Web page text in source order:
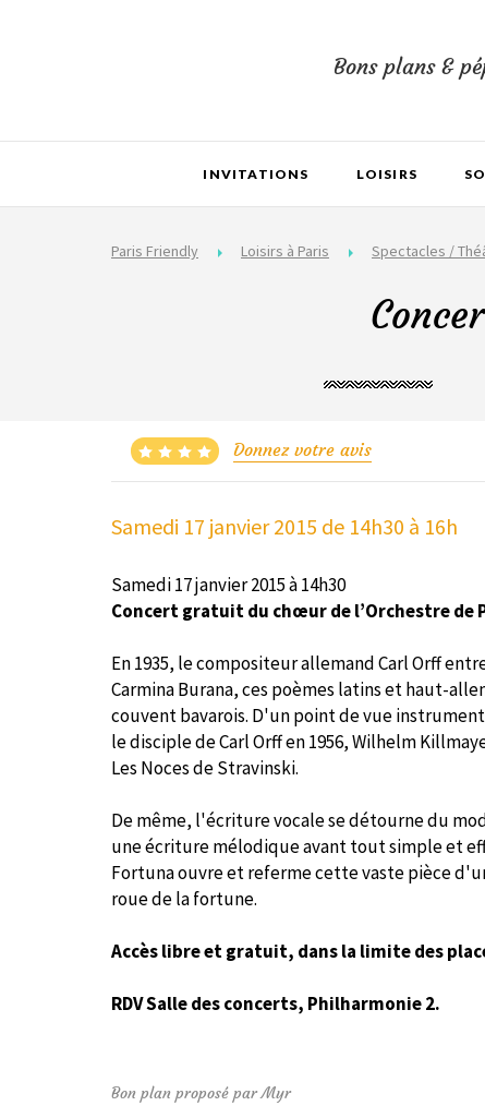
Bons plans &
INVITATIONS LOISIRS
Paris Friendly Loisirs à Paris Spectacles /
Donnez votre avis
Samedi 17 janvier 2015 de 14h30 à 16h
Samedi 17 janvier 2015 à 14h30
Concert gratuit du chœur de l’Orchestre de
En 1935, le compositeur allemand Carl Orff
Carmina Burana, ces poèmes latins et haut-
couvent bavarois. D'un point de vue
le disciple de Carl Orff en 1956, Wilhelm
Les Noces de Stravinski.
De même, l'écriture vocale se détourne du
une écriture mélodique avant tout simple et
Fortuna ouvre et referme cette vaste pièce
roue de la fortune.
Accès libre et gratuit, dans la limite des
RDVSalle des concerts, Philharmonie 2.
Bon plan proposé par Myr